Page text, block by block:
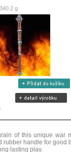
g
of this unique war
rubber handle for good
lasting play.